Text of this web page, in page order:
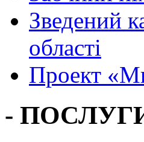
Зведений
області
Проект
-